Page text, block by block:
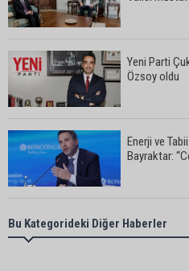
Yeni Parti
Özsoy oldu
Enerji ve
Bayraktar:
Başkan Ali
duyarlılık
Bu Kategorideki Diğer Haberler